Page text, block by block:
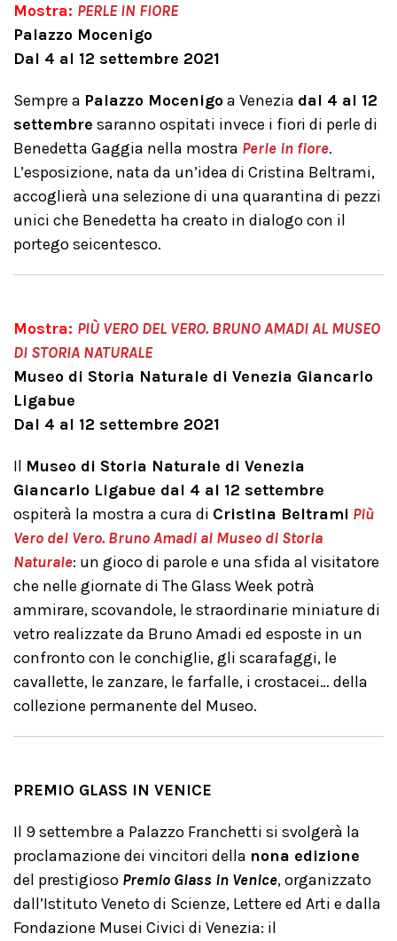
Mostra: PERLE IN FIORE
Palazzo Mocenigo
Dal 4 al 12 settembre 2021
Sempre a Palazzo Mocenigoa Venezia dal 4 al 12
settembre saranno ospitati invece i fiori di perle di
Benedetta Gaggia nella mostra Perle in fiore.
L’esposizione, nata da un’idea di Cristina Beltrami,
accoglierà una selezione di una quarantina di pezzi
unici che Benedetta ha creato in dialogo con il
portego seicentesco.
Mostra: PIÙ VERO DEL VERO. BRUNO AMADI AL MUSEO
DI STORIA NATURALE
Museo di Storia Naturale di Venezia Giancarlo
Ligabue
Dal 4 al 12 settembre 2021
Il Museo di Storia Naturale di Venezia
Giancarlo Ligabue dal 4 al 12 settembre
ospiterà la mostra a cura di Cristina Beltrami Più
Vero del Vero. Bruno Amadi al Museo di Storia
Naturale: un gioco di parole e una sfida al visitatore
che nelle giornate di The Glass Week potrà
ammirare, scovandole, le straordinarie miniature di
vetro realizzate da Bruno Amadi ed esposte in un
confronto con le conchiglie, gli scarafaggi, le
cavallette, le zanzare, le farfalle, i crostacei… della
collezione permanente del Museo.
PREMIO GLASS IN VENICE
Il 9 settembre a Palazzo Franchetti si svolgerà la
proclamazione dei vincitori della nona edizione
del prestigioso Premio Glass in Venice, organizzato
dall’Istituto Veneto di Scienze, Lettere ed Arti e dalla
Fondazione Musei Civici di Venezia: il